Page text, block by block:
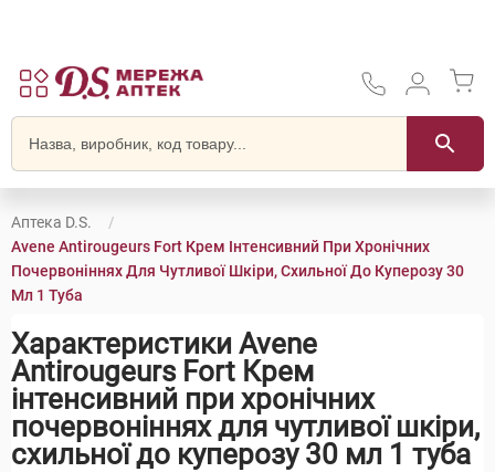
Аптека D.S.
Avene Antirougeurs Fort Крем Інтенсивний При Хронічних
Почервоніннях Для Чутливої Шкіри, Схильної До Куперозу 30
Мл 1 Туба
Характеристики Avene
Antirougeurs Fort Крем
інтенсивний при хронічних
почервоніннях для чутливої шкіри,
схильної до куперозу 30 мл 1 туба